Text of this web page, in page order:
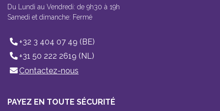
Du Lundi au Vendredi: de 9h30 à 19h
Samedi et dimanche: Fermé
+32 3 404 07 49 (BE)
+31 50 222 2619 (NL)
Contactez-nous
PAYEZ EN TOUTE SÉCURITÉ